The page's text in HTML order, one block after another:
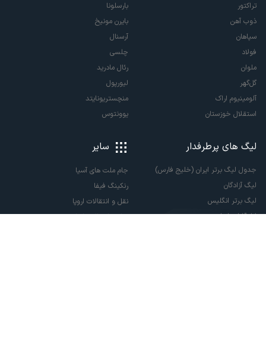
تراکتور
ذوب آهن
سپاهان
فولاد
ملوان
گل‌گهر
آلومینیوم اراک
استقلال خوزستان
بارسلونا
بایرن مونیخ
آرسنال
چلسی
رئال مادرید
لیورپول
منچستریونایتد
یوونتوس
لیگ های پرطرفدار
جدول لیگ برتر ایران (خلیج فارس)
لیگ آزادگان
لیگ برتر انگلیس
لالیگا اسپانیا
سایر
جام ملت های آسیا
رنکینگ فیفا
نقل و انتقالات اروپا
نقل و انتقالات ایران